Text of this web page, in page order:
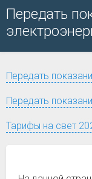
Передать
Передать
Передать
Тарифы на свет